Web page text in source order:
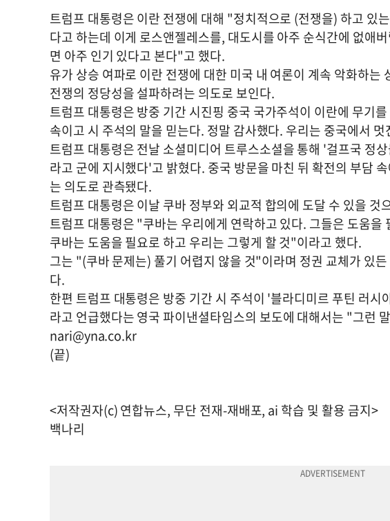
트럼프 대통령은 이란 전쟁에 대해 "정치적으로 (전쟁을) 하고 있
다고 하는데 이게 로스앤젤레스를, 대도시를 아주 순식간에 없애
면 아주 인기 있다고 본다"고 했다.
유가 상승 여파로 이란 전쟁에 대한 미국 내 여론이 계속 악화하는
전쟁의 정당성을 설파하려는 의도로 보인다.
트럼프 대통령은 방중 기간 시진핑 중국 국가주석이 이란에 무기
속이고 시 주석의 말을 믿는다. 정말 감사했다. 우리는 중국에서
트럼프 대통령은 전날 소셜미디어 트루스소셜을 통해 '걸프국 정
라고 군에 지시했다'고 밝혔다. 중국 방문을 마친 뒤 확전의 부담
는 의도로 관측됐다.
트럼프 대통령은 이날 쿠바 정부와 외교적 합의에 도달 수 있을 것
트럼프 대통령은 "쿠바는 우리에게 연락하고 있다. 그들은 도움을
쿠바는 도움을 필요로 하고 우리는 그렇게 할 것"이라고 했다.
그는 "(쿠바 문제는) 풀기 어렵지 않을 것"이라며 정권 교체가 있
다.
한편 트럼프 대통령은 방중 기간 시 주석이 '블라디미르 푸틴 러
라고 언급했다는 영국 파이낸셜타임스의 보도에 대해서는 "그런
nari@yna.co.kr
(끝)
<저작권자(c) 연합뉴스, 무단 전재-재배포, ai 학습 및 활용 금지>
백나리